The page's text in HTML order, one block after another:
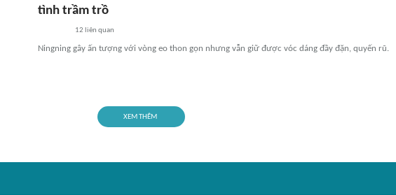
tình trầm trồ
12 liên quan
Ningning gây ấn tượng với vòng eo thon gọn nhưng vẫn giữ được vóc dáng đầy đặn, quyến rũ.
XEM THÊM